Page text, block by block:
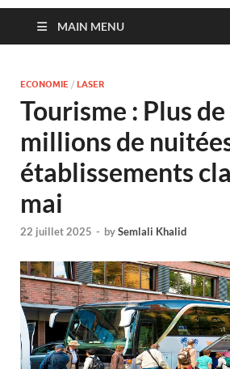
MAIN MENU
ECONOMIE / LASER
Tourisme : Plus
millions de
établissements
mai
22 juillet 2025 - bySemlali Khalid